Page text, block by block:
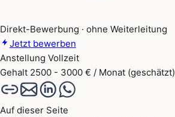
Direkt-Bewerbung · ohne Weiterleitung
Jetzt bewerben
Anstellung Vollzeit
Gehalt 2500 - 3000 € / Monat (geschätzt)
Auf dieser Seite